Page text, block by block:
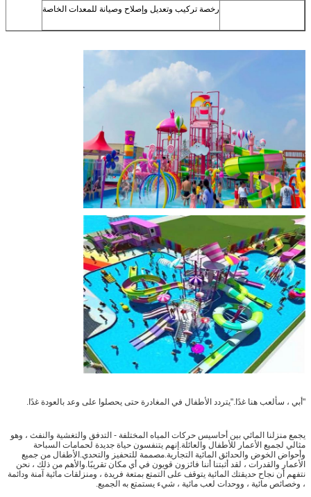
رخصة تركيب وتعديل وإصلاح وصيانة للمعدات الخاصة
"أبي ، سألعب هنا غدًا."يتردد الأطفال في المغادرة حتى يحصلوا على وعد بالعودة غدًا.
يجمع منزلنا المائي بين أحاسيس حركات المياه المختلفة - التدفق والتغشية والنفث ، وهو
مثالي لجميع الأعمار للأطفال والعائلة.إنهم يتنفسون حياة جديدة لحمامات السباحة
وأحواض الخوض والحدائق المائية التجارية.مصممة للتحفيز والتحدي.الأطفال من جميع
الأعمار والقدرات ، لقد أثبتنا أننا فائزون قويون في أي مكان تقريبًا.والأهم من ذلك ، نحن
نتفهم أن نجاح حديقتك المائية يتوقف على التمتع بمتعة فريدة ، ومنزلقات مائية آمنة ودائمة
، وخصائص مائية ، ووحدات لعب مائية ، شيء يستمتع به الجميع.